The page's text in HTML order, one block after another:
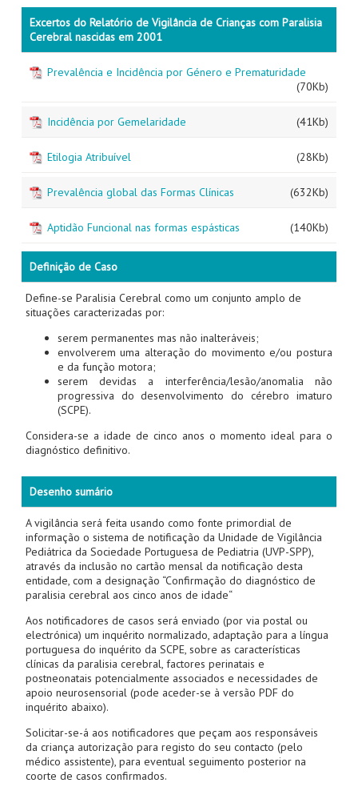
Excertos do Relatório de Vigilância de Crianças com Paralisia
Cerebral nascidas em 2001
Prevalência e Incidência por Género e Prematuridade
(70Kb)
Incidência por Gemelaridade (41Kb)
Etilogia Atribuível (28Kb)
Prevalência global das Formas Clínicas (632Kb)
Aptidão Funcional nas formas espásticas (140Kb)
Definição de Caso
Define-se Paralisia Cerebral como um conjunto amplo de
situações caracterizadas por:
serem permanentes mas não inalteráveis;
envolverem uma alteração do movimento e/ou postura
e da função motora;
serem devidas a interferência/lesão/anomalia não
progressiva do desenvolvimento do cérebro imaturo
(SCPE).
Considera-se a idade de cinco anos o momento ideal para o
diagnóstico definitivo.
Desenho sumário
A vigilância será feita usando como fonte primordial de
informação o sistema de notificação da Unidade de Vigilância
Pediátrica da Sociedade Portuguesa de Pediatria (UVP-SPP),
através da inclusão no cartão mensal da notificação desta
entidade, com a designação “Confirmação do diagnóstico de
paralisia cerebral aos cinco anos de idade“
Aos notificadores de casos será enviado (por via postal ou
electrónica) um inquérito normalizado, adaptação para a língua
portuguesa do inquérito da SCPE, sobre as características
clínicas da paralisia cerebral, factores perinatais e
postneonatais potencialmente associados e necessidades de
apoio neurosensorial (pode aceder-se à versão PDF do
inquérito abaixo).
Solicitar-se-á aos notificadores que peçam aos responsáveis
da criança autorização para registo do seu contacto (pelo
médico assistente), para eventual seguimento posterior na
coorte de casos confirmados.